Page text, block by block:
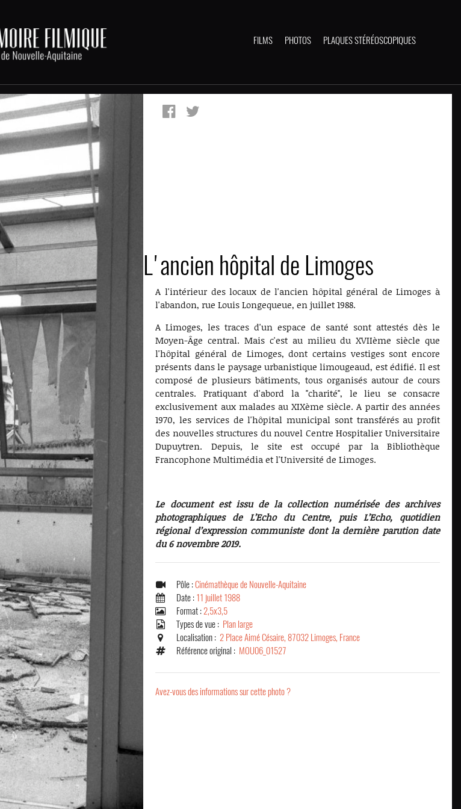
FILMS PHOTOS PLAQUES STÉRÉOSCOPIQUES
L'ancien hôpital de Limoges
A l'intérieur des locaux de l'ancien hôpital général de Limoges à
l'abandon, rue Louis Longequeue, en juillet 1988.
A Limoges, les traces d'un espace de santé sont attestés dès le
Moyen-Âge central. Mais c'est au milieu du XVIIème siècle que
l'hôpital général de Limoges, dont certains vestiges sont encore
présents dans le paysage urbanistique limougeaud, est édifié. Il est
composé de plusieurs bâtiments, tous organisés autour de cours
centrales. Pratiquant d'abord la "charité", le lieu se consacre
exclusivement aux malades au XIXème siècle. A partir des années
1970, les services de l'hôpital municipal sont transférés au profit
des nouvelles structures du nouvel Centre Hospitalier Universitaire
Dupuytren. Depuis, le site est occupé par la Bibliothèque
Francophone Multimédia et l'Université de Limoges.
Le document est issu de la collection numérisée des archives
photographiques de L’Echo du Centre, puis L’Echo, quotidien
régional d’expression communiste dont la dernière parution date
du 6 novembre 2019.
Pôle :Cinémathèque de Nouvelle-Aquitaine
Date : 11 juillet 1988
Format :2,5x3,5
Types de vue : Plan large
Localisation :2 Place Aimé Césaire, 87032 Limoges, France
Référence original : MOU06_01527
Avez-vous des informations sur cette photo ?